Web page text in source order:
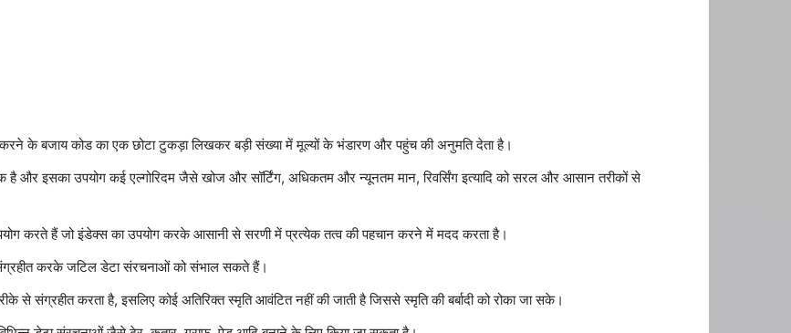
के बजाय कोड का एक छोटा टुकड़ा लिखकर बड़ी संख्या में मूल्यों के भंडारण और पहुंच की अनुमति देता है।
और इसका उपयोग कई एल्गोरिदम जैसे खोज और सॉर्टिंग, अधिकतम और न्यूनतम मान, रिवर्सिंग इत्यादि को सरल और आसान तरीकों से
करते हैं जो इंडेक्स का उपयोग करके आसानी से सरणी में प्रत्येक तत्व की पहचान करने में मदद करता है।
करके जटिल डेटा संरचनाओं को संभाल सकते हैं।
से संग्रहीत करता है, इसलिए कोई अतिरिक्त स्मृति आवंटित नहीं की जाती है जिससे स्मृति की बर्बादी को रोका जा सके।